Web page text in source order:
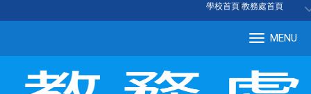
學校首頁 教務處首頁
MENU